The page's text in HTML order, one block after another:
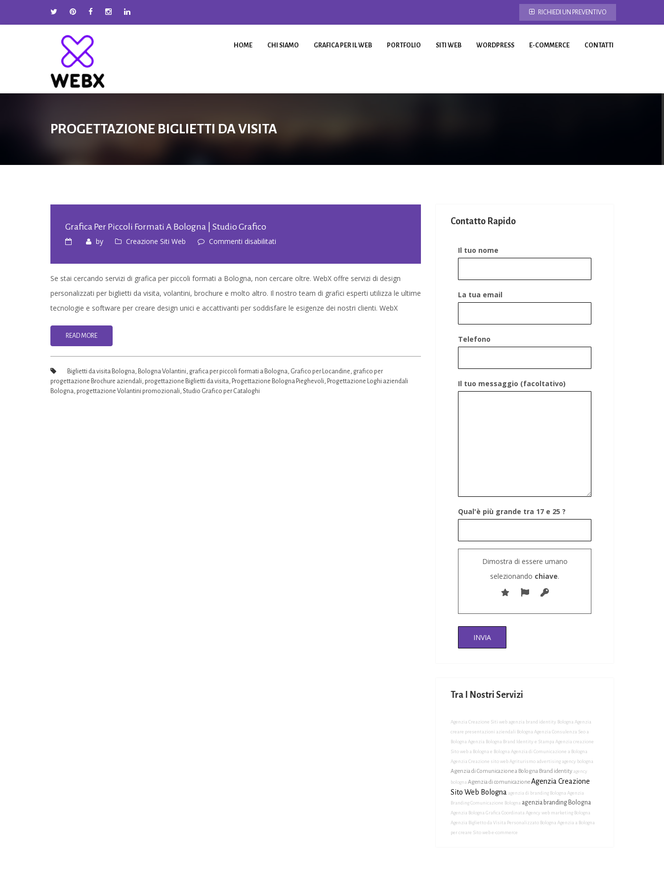
RICHIEDI UN PREVENTIVO
HOME CHI SIAMO GRAFICA PER IL WEB PORTFOLIO SITI WEB WORDPRESS E-COMMERCE CONTATTI
PROGETTAZIONE BIGLIETTI DA VISITA
Grafica Per Piccoli Formati A Bologna | Studio Grafico
by Creazione Siti Web Commenti disabilitati
Studio
Grafico
Se stai cercando servizi di grafica per piccoli formati a Bologna, non cercare oltre. WebX offre servizi di design
personalizzati per biglietti da visita, volantini, brochure e molto altro. Il nostro team di grafici esperti utilizza le ultime
tecnologie e software per creare design unici e accattivanti per soddisfare le esigenze dei nostri clienti. WebX
READ MORE
Biglietti da visita Bologna, Bologna Volantini, grafica per piccoli formati a Bologna, Grafico per Locandine, grafico per
progettazione Brochure aziendali, progettazione Biglietti da visita, Progettazione Bologna Pieghevoli, Progettazione Loghi aziendali
Bologna, progettazione Volantini promozionali, Studio Grafico per Cataloghi
Contatto Rapido
Il tuo nome
La tua email
Telefono
Il tuo messaggio (facoltativo)
Qual'è più grande tra 17 e 25 ?
Dimostra di essere umano
selezionando chiave.
Tra I Nostri Servizi
Agenzia Creazione Siti web agenzia brand identity Bologna Agenzia
creare presentazioni aziendali Bologna Agenzia Consulenza Seo a
Bologna Agenzia Bologna Brand Identity e Stampa Agenzia creazione
Sito web a Bologna e Bologna Agenzia di Comunicazione a Bologna
Agenzia Creazione sito web Agriturismo advertising agency bologna
Agenzia di Comunicazione a Bologna Brand identity agency
bologna Agenzia di comunicazioneAgenzia Creazione
Sito Web Bologna agenzia di branding Bologna Agenzia
Branding Comunicazione Bologna agenzia branding Bologna
Agenzia Bologna Grafica Coordinata Agency web marketing Bologna
Agenzia Biglietto da Visita Personalizzato Bologna Agenzia a Bologna
per creare Sito web e-commerce